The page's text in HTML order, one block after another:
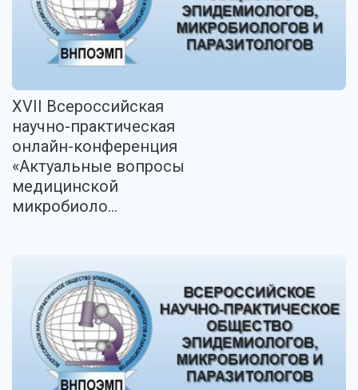
XVII Всероссийская
научно-практическая
онлайн-конференция
«Актуальные вопросы
медицинской
микробиоло...